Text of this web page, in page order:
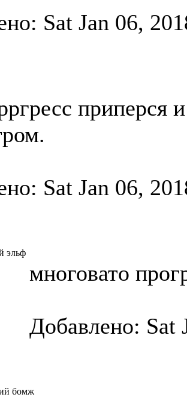
Sat Jan 06,
приперся
Sat Jan 06,
эльф
многовато
Добавлено: Sat
бомж